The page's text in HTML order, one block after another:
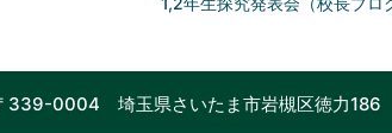
339-0004 埼玉県さいたま市岩槻区徳力186